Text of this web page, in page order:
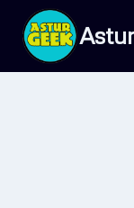
Saltar
contenido